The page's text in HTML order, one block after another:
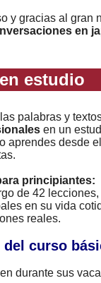
y gracias al gran
en
estudio
palabras y
en un
aprendes desde
principiantes:
de 42
en su vida
reales.
curso
durante sus